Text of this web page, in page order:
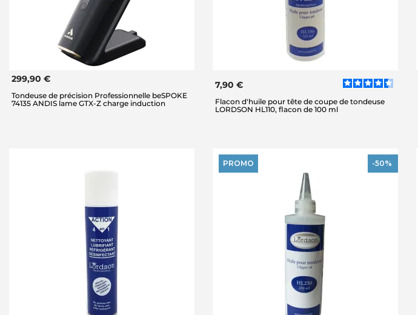
299,90 €
Tondeuse de précision Professionnelle beSPOKE
74135 ANDIS lame GTX-Z charge induction
7,90 €
Flacon d'huile pour tête de coupe de tondeuse
LORDSON HL110, flacon de 100 ml
PROMO -50%